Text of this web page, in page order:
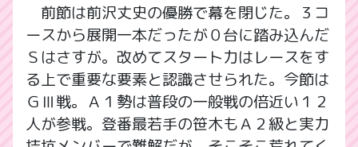
前節は前沢丈史の優勝で幕を閉じた。３コ
ースから展開一本だったが０台に踏み込んだ
Ｓはさすが。改めてスタート力はレースをす
る上で重要な要素と認識させられた。今節は
ＧⅢ戦。Ａ１勢は普段の一般戦の倍近い１２
人が参戦。登番最若手の笹木もＡ２級と実力